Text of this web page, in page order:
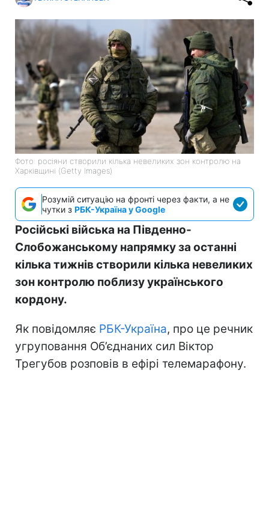
Фото: росіяни створили кілька невеликих зон контролю на
Харківщині (Getty Images)
Розумій ситуацію на фронті через факти, а не
чутки з РБК-Україна у Google
Російські війська на Південно-
Слобожанському напрямку за останні
кілька тижнів створили кілька невеликих
зон контролю поблизу українського
кордону.
Як повідомляє РБК-Україна, про це речник
угруповання Об’єднаних сил Віктор
Трегубов розповів в ефірі телемарафону.